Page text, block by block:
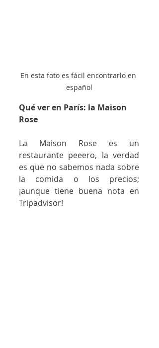
En esta foto es fácil encontrarlo en
español
Qué ver en París: la Maison
Rose
La Maison Rose es un
restaurante peeero, la verdad
es que no sabemos nada sobre
la comida o los precios;
¡aunque tiene buena nota en
Tripadvisor!